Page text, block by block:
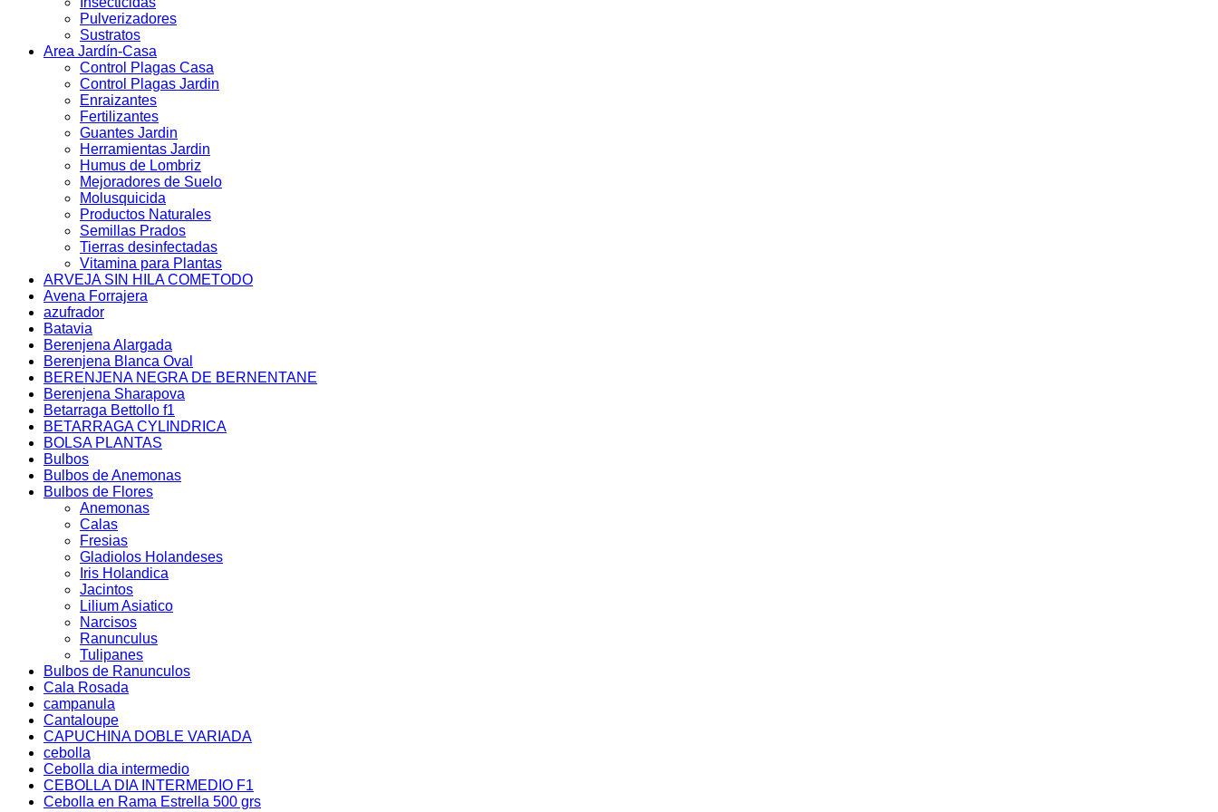
Pulverizadores
Sustratos
Area Jardín-Casa
Control Plagas Casa
Control Plagas Jardin
Enraizantes
Fertilizantes
Guantes Jardin
Herramientas Jardin
Humus de Lombriz
Mejoradores de Suelo
Molusquicida
Productos Naturales
Semillas Prados
Tierras desinfectadas
Vitamina para Plantas
ARVEJA SIN HILA COMETODO
Avena Forrajera
azufrador
Batavia
Berenjena Alargada
Berenjena Blanca Oval
BERENJENA NEGRA DE BERNENTANE
Berenjena Sharapova
Betarraga Bettollo f1
BETARRAGA CYLINDRICA
BOLSA PLANTAS
Bulbos
Bulbos de Anemonas
Bulbos de Flores
Anemonas
Calas
Fresias
Gladiolos Holandeses
Iris Holandica
Jacintos
Lilium Asiatico
Narcisos
Ranunculus
Tulipanes
Bulbos de Ranunculos
Cala Rosada
campanula
Cantaloupe
CAPUCHINA DOBLE VARIADA
cebolla
Cebolla dia intermedio
CEBOLLA DIA INTERMEDIO F1
Cebolla en Rama Estrella 500 grs